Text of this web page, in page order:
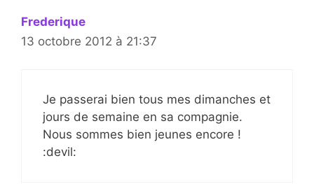
Frederique
13 octobre 2012 à 21:37
Je passerai bien tous mes dimanches et
jours de semaine en sa compagnie.
Nous sommes bien jeunes encore !
:devil: